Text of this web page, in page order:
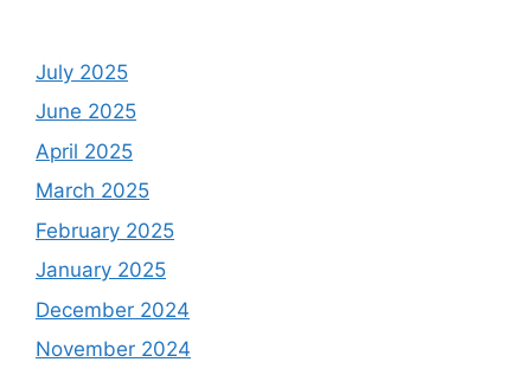
July 2025
June 2025
April 2025
March 2025
February 2025
January 2025
December 2024
November 2024